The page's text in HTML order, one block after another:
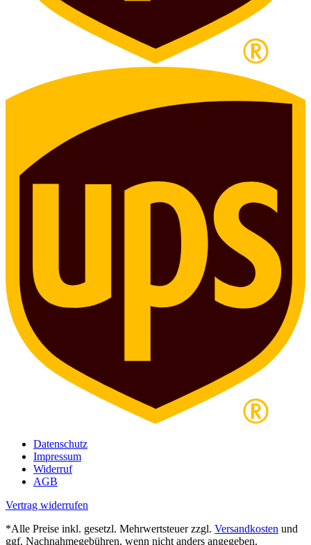
Datenschutz
Impressum
Widerruf
AGB
Vertrag widerrufen
*Alle Preise inkl. gesetzl. Mehrwertsteuer zzgl. Versandkosten und
ggf. Nachnahmegebühren, wenn nicht anders angegeben.